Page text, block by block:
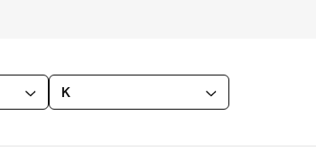
K